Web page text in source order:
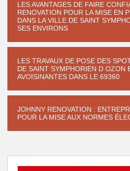
LES AVANTAGES DE FAIRE
RENOVATION POUR LA MISE EN
DANS LA VILLE DE SAINT
SES ENVIRONS
LES TRAVAUX DE POSE DES
DE SAINT SYMPHORIEN D OZON
AVOISINANTES DANS LE 69360
JOHNNY RENOVATION :
POUR LA MISE AUX NORMES